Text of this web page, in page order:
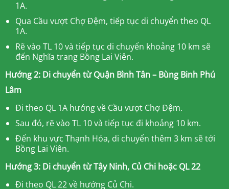
1A.
Qua Cầu vượt Chợ Đệm, tiếp tục di chuyển theo QL
1A.
Rẽ vào TL 10 và tiếp tục di chuyển khoảng 10 km sẽ
đến Nghĩa trang Bồng Lai Viên.
Hướng 2: Di chuyển từ Quận Bình Tân – Bùng Binh Phú
Lâm
Đi theo QL 1A hướng về Cầu vượt Chợ Đệm.
Sau đó, rẽ vào TL 10 và tiếp tục đi khoảng 10 km.
Đến khu vực Thạnh Hóa, di chuyển thêm 3 km sẽ tới
Bồng Lai Viên.
Hướng 3: Di chuyển từ Tây Ninh, Củ Chi hoặc QL 22
Đi theo QL 22 về hướng Củ Chi.